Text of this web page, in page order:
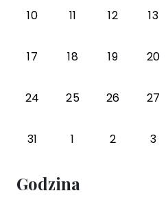
10 11 12 13
17 18 19 20
24 25 26 27
31 1 2 3
Godzina